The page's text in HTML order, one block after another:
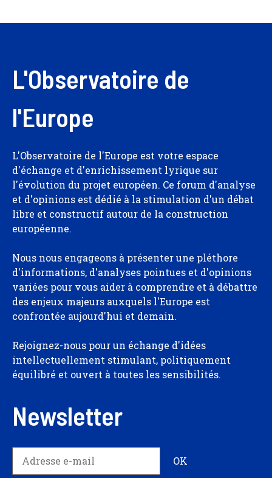
L'Observatoire de
l'Europe
L'Observatoire de l'Europe est votre espace
d'échange et d'enrichissement lyrique sur
l'évolution du projet européen. Ce forum d'analyse
et d'opinions est dédié à la stimulation d'un débat
libre et constructif autour de la construction
européenne.
Nous nous engageons à présenter une pléthore
d'informations, d'analyses pointues et d'opinions
variées pour vous aider à comprendre et à débattre
des enjeux majeurs auxquels l'Europe est
confrontée aujourd'hui et demain.
Rejoignez-nous pour un échange d'idées
intellectuellement stimulant, politiquement
équilibré et ouvert à toutes les sensibilités.
Newsletter